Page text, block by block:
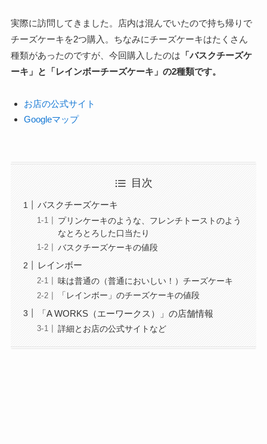
実際に訪問してきました。店内は混んでいたので持ち帰りで
チーズケーキを2つ購入。ちなみにチーズケーキはたくさん
種類があったのですが、今回購入したのは 「バスクチーズケ
ーキ」と「レインボーチーズケーキ」の2種類です。
お店の公式サイト
Googleマップ
目次
バスクチーズケーキ
プリンケーキのような、フレンチトーストのよう
なとろとろした口当たり
バスクチーズケーキの値段
レインボー
味は普通の（普通においしい！）チーズケーキ
「レインボー」のチーズケーキの値段
「A WORKS（エーワークス）」の店舗情報
詳細とお店の公式サイトなど